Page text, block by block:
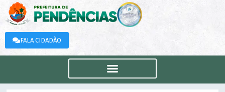
FALA CIDADÃO